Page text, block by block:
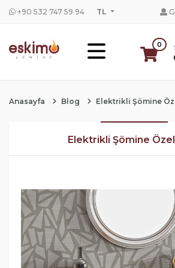
+90 532 747 59 94 TL
0
Anasayfa Blog Elektrikli Şömine
Elektrikli Şömine